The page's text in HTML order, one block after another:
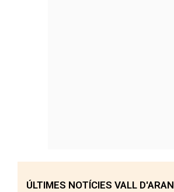
ÚLTIMES NOTÍCIES VALL D'ARAN